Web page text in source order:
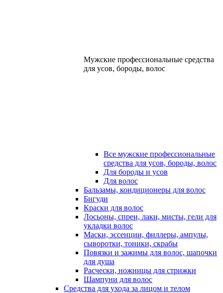
Мужские профессиональные средства
для усов, бороды, волос
Все мужские профессиональные
средства для усов, бороды, волос
Для бороды и усов
Для волос
Бальзамы, кондиционеры для волос
Бигуди
Краски для волос
Лосьоны, спреи, лаки, мисты, гели для
укладки волос
Маски, эссенции, филлеры, ампулы,
сыворотки, тоники, скрабы
Повязки и зажимы для волос, шапочки
для душа
Расчески, ножницы для стрижки
Шампуни для волос
Средства для ухода за лицом и телом